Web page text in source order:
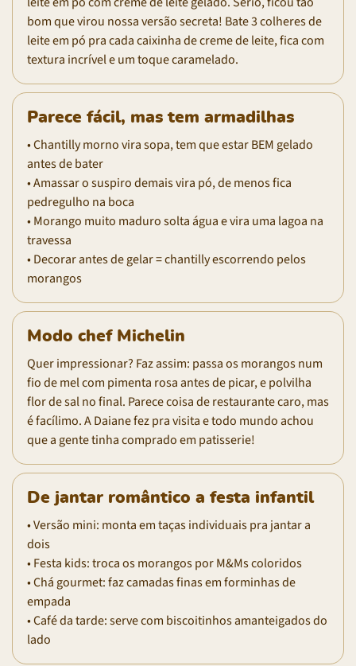
bom que virou nossa versão secreta! Bate 3 colheres de
leite em pó pra cada caixinha de creme de leite, fica com
textura incrível e um toque caramelado.
Parece fácil, mas tem armadilhas
• Chantilly morno vira sopa, tem que estar BEM gelado
antes de bater
• Amassar o suspiro demais vira pó, de menos fica
pedregulho na boca
• Morango muito maduro solta água e vira uma lagoa na
travessa
• Decorar antes de gelar = chantilly escorrendo pelos
morangos
Modo chef Michelin
Quer impressionar? Faz assim: passa os morangos num
fio de mel com pimenta rosa antes de picar, e polvilha
flor de sal no final. Parece coisa de restaurante caro, mas
é facílimo. A Daiane fez pra visita e todo mundo achou
que a gente tinha comprado em patisserie!
De jantar romântico a festa infantil
• Versão mini: monta em taças individuais pra jantar a
dois
• Festa kids: troca os morangos por M&Ms coloridos
• Chá gourmet: faz camadas finas em forminhas de
empada
• Café da tarde: serve com biscoitinhos amanteigados do
lado